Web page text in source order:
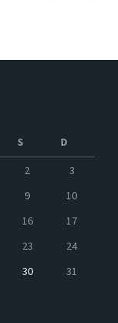
S
D
2
3
9
10
16
17
23
24
30 31